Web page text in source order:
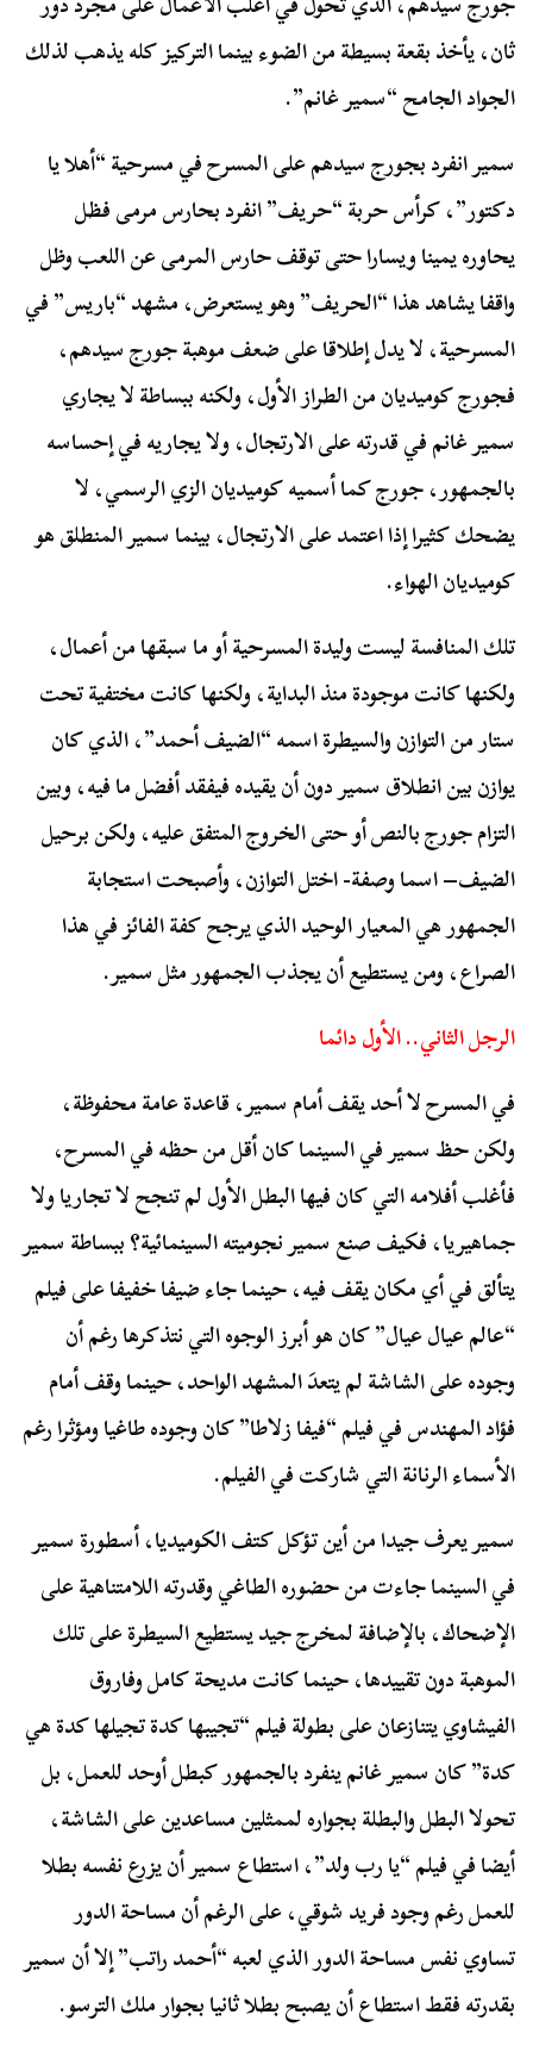
ثان، يأخذ بقعة بسيطة من الضوء بينما التركيز كله يذهب لذلك
الجواد الجامح “سمير غانم”.
سمير انفرد بجورج سيدهم على المسرح في مسرحية “أهلا يا
دكتور”، كرأس حربة “حريف” انفرد بحارس مرمى فظل
يحاوره يمينا ويسارا حتى توقف حارس المرمى عن اللعب وظل
واقفا يشاهد هذا “الحريف” وهو يستعرض، مشهد “باريس” في
المسرحية، لا يدل إطلاقا على ضعف موهبة جورج سيدهم،
فجورج كوميديان من الطراز الأول، ولكنه ببساطة لا يجاري
سمير غانم في قدرته على الارتجال، ولا يجاريه في إحساسه
بالجمهور، جورج كما أسميه كوميديان الزي الرسمي، لا
يضحك كثيرا إذا اعتمد على الارتجال، بينما سمير المنطلق هو
كوميديان الهواء.
تلك المنافسة ليست وليدة المسرحية أو ما سبقها من أعمال،
ولكنها كانت موجودة منذ البداية، ولكنها كانت مختفية تحت
ستار من التوازن والسيطرة اسمه “الضيف أحمد”، الذي كان
يوازن بين انطلاق سمير دون أن يقيده فيفقد أفضل ما فيه، وبين
التزام جورج بالنص أو حتى الخروج المتفق عليه، ولكن برحيل
الضيف– اسما وصفة- اختل التوازن، وأصبحت استجابة
الجمهور هي المعيار الوحيد الذي يرجح كفة الفائز في هذا
الصراع، ومن يستطيع أن يجذب الجمهور مثل سمير.
الرجل الثاني.. الأول دائما
في المسرح لا أحد يقف أمام سمير، قاعدة عامة محفوظة،
ولكن حظ سمير في السينما كان أقل من حظه في المسرح،
فأغلب أفلامه التي كان فيها البطل الأول لم تنجح لا تجاريا ولا
جماهيريا، فكيف صنع سمير نجوميته السينمائية؟ ببساطة سمير
يتألق في أي مكان يقف فيه، حينما جاء ضيفا خفيفا على فيلم
“عالم عيال عيال” كان هو أبرز الوجوه التي نتذكرها رغم أن
وجوده على الشاشة لم يتعدَ المشهد الواحد، حينما وقف أمام
فؤاد المهندس في فيلم “فيفا زلاطا” كان وجوده طاغيا ومؤثرا رغم
الأسماء الرنانة التي شاركت في الفيلم.
سمير يعرف جيدا من أين تؤكل كتف الكوميديا، أسطورة سمير
في السينما جاءت من حضوره الطاغي وقدرته اللامتناهية على
الإضحاك، بالإضافة لمخرج جيد يستطيع السيطرة على تلك
الموهبة دون تقييدها، حينما كانت مديحة كامل وفاروق
الفيشاوي يتنازعان على بطولة فيلم “تجيبها كدة تجيلها كدة هي
كدة” كان سمير غانم ينفرد بالجمهور كبطل أوحد للعمل، بل
تحولا البطل والبطلة بجواره لممثلين مساعدين على الشاشة،
أيضا في فيلم “يا رب ولد”، استطاع سمير أن يزرع نفسه بطلا
للعمل رغم وجود فريد شوقي، على الرغم أن مساحة الدور
تساوي نفس مساحة الدور الذي لعبه “أحمد راتب” إلا أن سمير
بقدرته فقط استطاع أن يصبح بطلا ثانيا بجوار ملك الترسو.